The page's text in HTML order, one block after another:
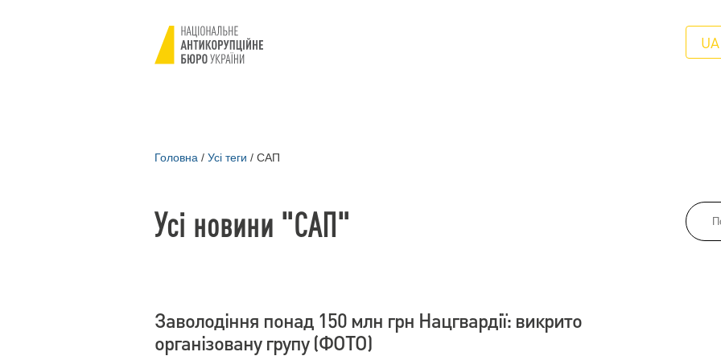
UA
Головна / Усі теги / САП
Усі новини "САП"
Заволодіння понад 150 млн грн Нацгвардії: викрито
організовану групу (ФОТО)